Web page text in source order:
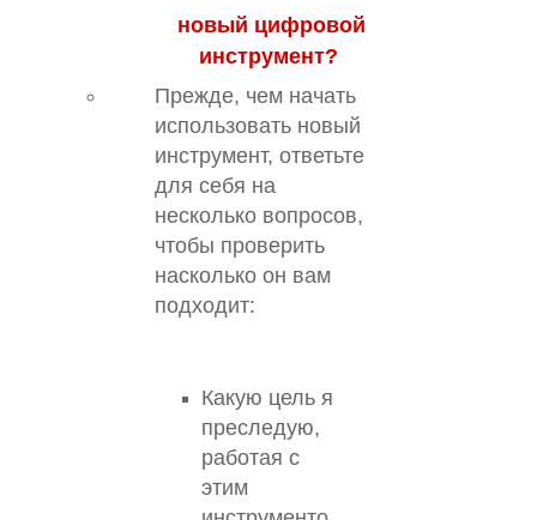
новый цифровой
инструмент?
Прежде, чем начать
использовать новый
инструмент, ответьте
для себя на
несколько вопросов,
чтобы проверить
насколько он вам
подходит:
Какую цель я
преследую,
работая с
этим